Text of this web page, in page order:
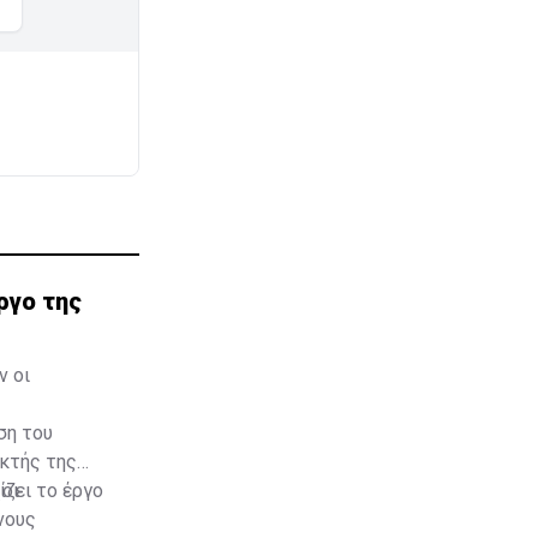
της
οι
του
της
το έργο